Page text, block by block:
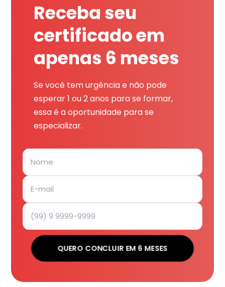
Receba seu
certificado em
apenas 6 meses
Se você tem urgência e não pode
esperar 1 ou 2 anos para se formar,
essa é a oportunidade para se
especializar.
QUERO CONCLUIR EM 6 MESES